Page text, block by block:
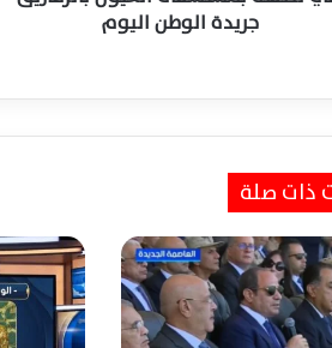
جريدة الوطن اليوم
ذات صلة